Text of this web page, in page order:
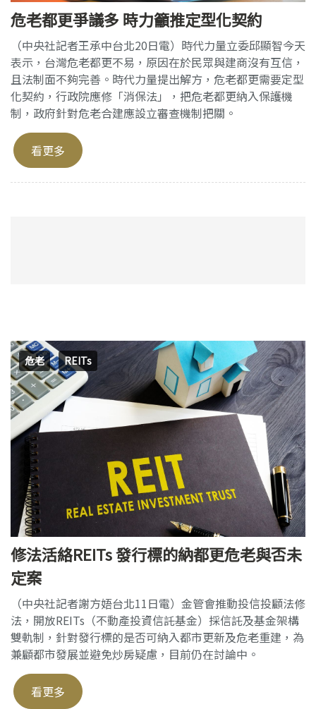
危老都更爭議多 時力籲推定型化契約
（中央社記者王承中台北20日電）時代力量立委邱顯智今天
表示，台灣危老都更不易，原因在於民眾與建商沒有互信，
且法制面不夠完善。時代力量提出解方，危老都更需要定型
化契約，行政院應修「消保法」，把危老都更納入保護機
制，政府針對危老合建應設立審查機制把關。
看更多
危老 REITs
修法活絡REITs 發行標的納都更危老與否未
定案
（中央社記者謝方娪台北11日電）金管會推動投信投顧法修
法，開放REITs（不動產投資信託基金）採信託及基金架構
雙軌制，針對發行標的是否可納入都市更新及危老重建，為
兼顧都市發展並避免炒房疑慮，目前仍在討論中。
看更多